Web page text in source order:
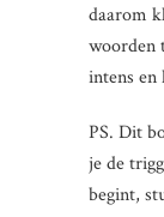
daarom
woorden
intens en
PS. Dit
je de
begint,